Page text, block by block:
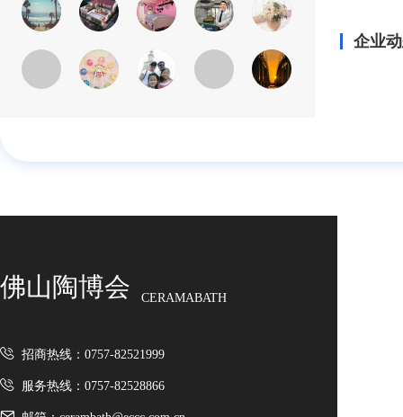
企业
佛山陶博会 CERAMABATH
招商热线：0757-82521999
服务热线：0757-82528866